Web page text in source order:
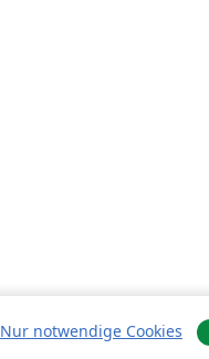
Nur notwendige Cookies